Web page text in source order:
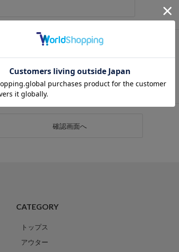
CATEGORY
トップス
アウター